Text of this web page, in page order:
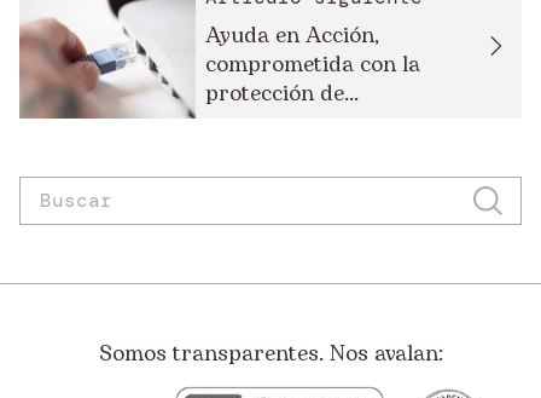
Ayuda en Acción,
comprometida con la
protección de...
Somos transparentes. Nos avalan: